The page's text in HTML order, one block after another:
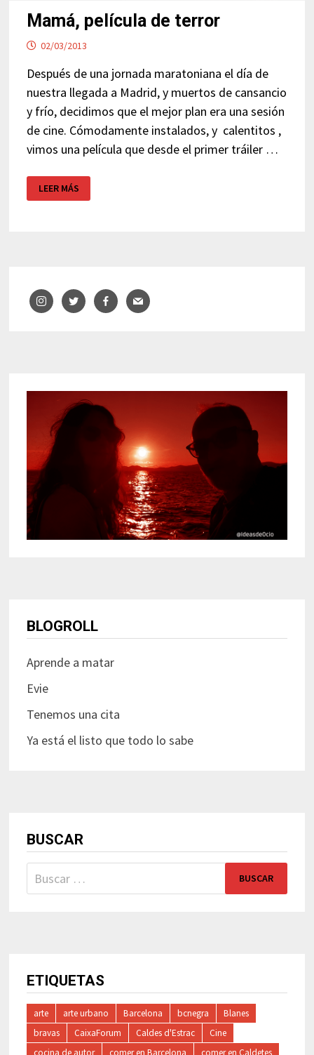
Mamá, película de terror
02/03/2013
Después de una jornada maratoniana el día de
nuestra llegada a Madrid, y muertos de cansancio
y frío, decidimos que el mejor plan era una sesión
de cine. Cómodamente instalados, y calentitos ,
vimos una película que desde el primer tráiler …
PELÍCULA
DE
LEER MÁS
BLOGROLL
Aprende a matar
Evie
Tenemos una cita
Ya está el listo que todo lo sabe
BUSCAR
Buscar:
ETIQUETAS
arte arte urbano Barcelona bcnegra
Blanes
bravas
CaixaForum Caldes d'Estrac
Cine
cocina de autor
comer en Barcelona comer en Caldetes